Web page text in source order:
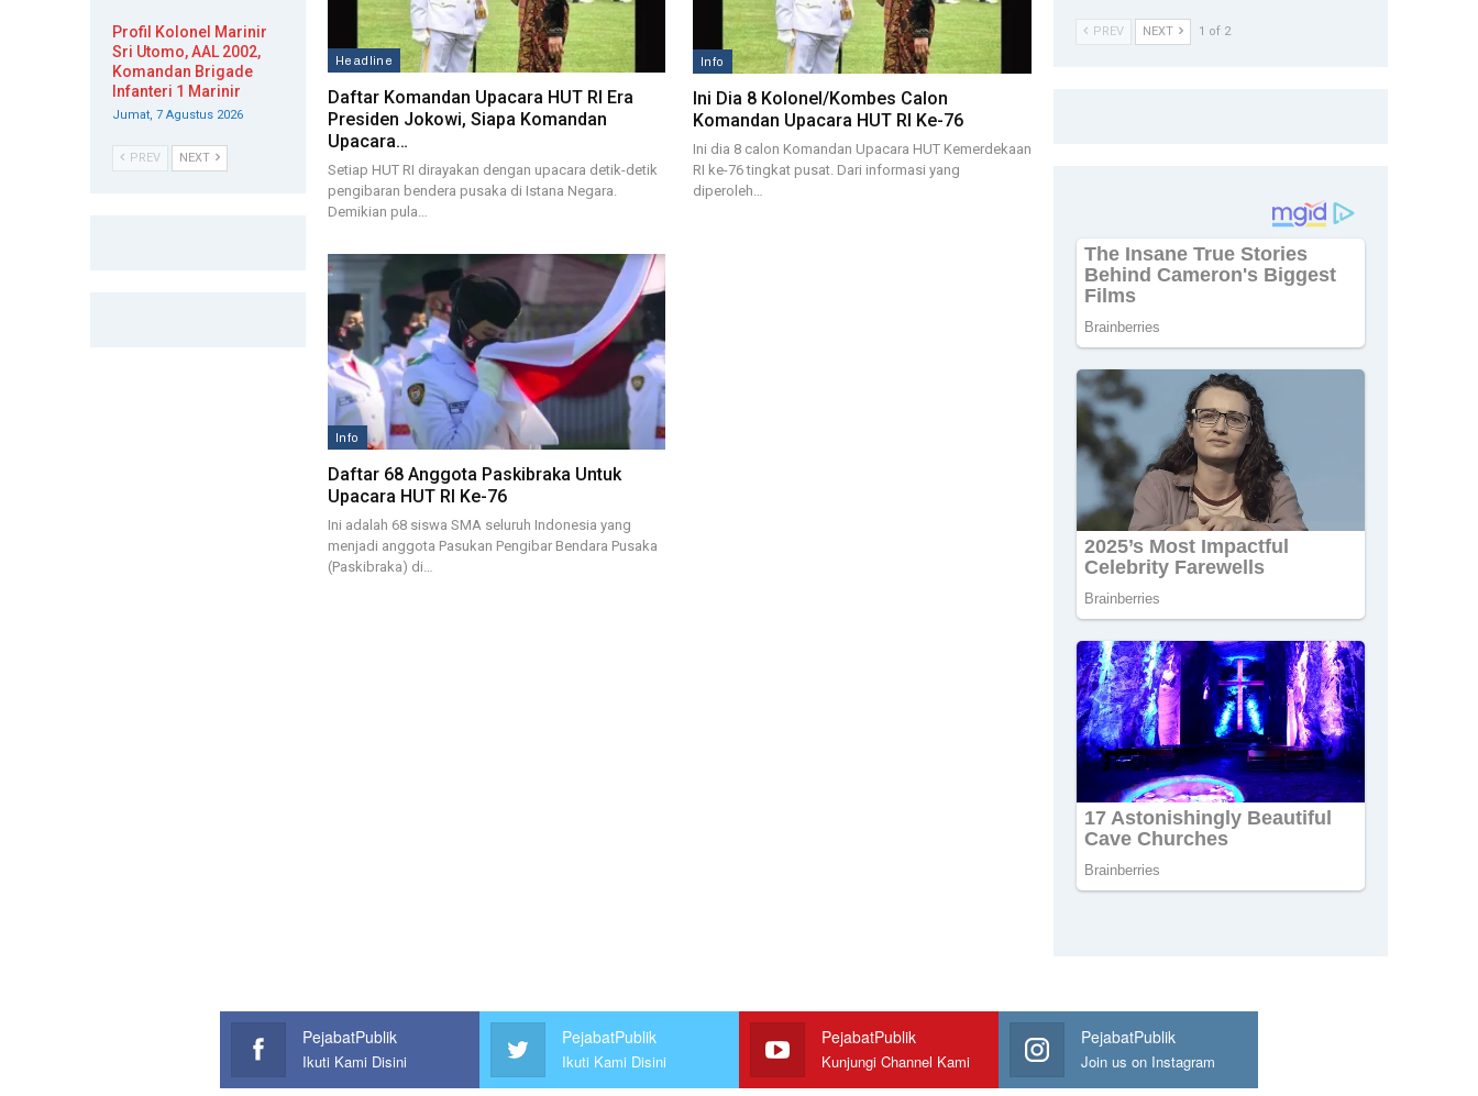
Headline
Daftar Komandan Upacara HUT RI Era
Presiden Jokowi, Siapa Komandan
Upacara…
Setiap HUT RI dirayakan dengan upacara detik-detik
pengibaran bendera pusaka di Istana Negara.
Demikian pula…
Info
Ini Dia 8 Kolonel/Kombes Calon
Komandan Upacara HUT RI Ke-76
Ini dia 8 calon Komandan Upacara HUT Kemerdekaan
RI ke-76 tingkat pusat. Dari informasi yang
diperoleh…
Info
Daftar 68 Anggota Paskibraka Untuk
Upacara HUT RI Ke-76
Ini adalah 68 siswa SMA seluruh Indonesia yang
menjadi anggota Pasukan Pengibar Bendara Pusaka
(Paskibraka) di…
PREV NEXT 1 of 2
Profil Kolonel Marinir
Sri Utomo, AAL 2002,
Komandan Brigade
Infanteri 1 Marinir
Jumat, 7 Agustus 2026
PREV NEXT
PejabatPublik
Ikuti Kami Disini
PejabatPublik
Ikuti Kami Disini
PejabatPublik
Kunjungi Channel Kami
PejabatPublik
Join us on Instagram